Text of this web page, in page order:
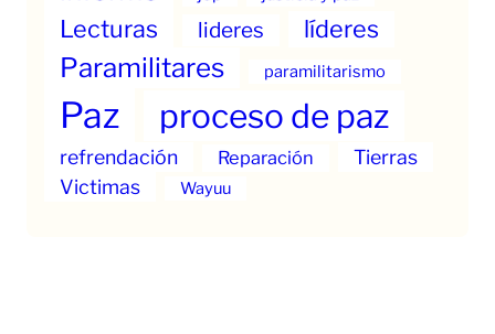
Lecturas lideres líderes
Paramilitares paramilitarismo
Paz proceso de paz
refrendación Reparación
Tierras
Victimas
Wayuu